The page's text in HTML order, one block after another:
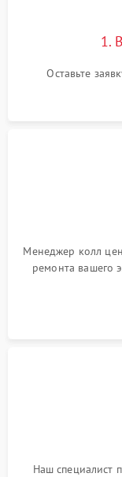
1.
Оставьте
Менеджер колл
ремонта вашего
Наш специалист